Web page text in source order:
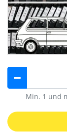
Min. 1 und